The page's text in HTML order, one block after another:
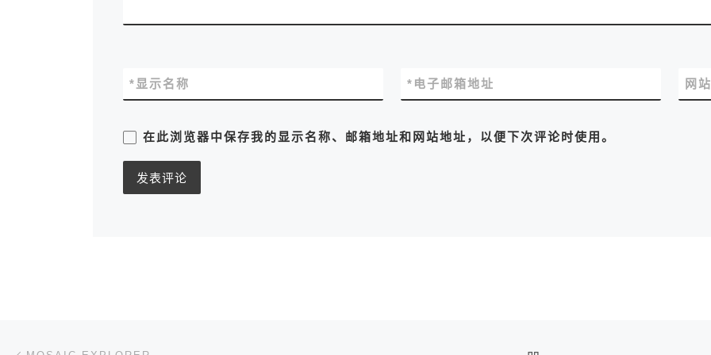
显示名称
* 电子邮箱地址
* 网
在此浏览器中保存我的显示名称、邮箱地址和网站地址，以便下次评论时使用。
文章导航